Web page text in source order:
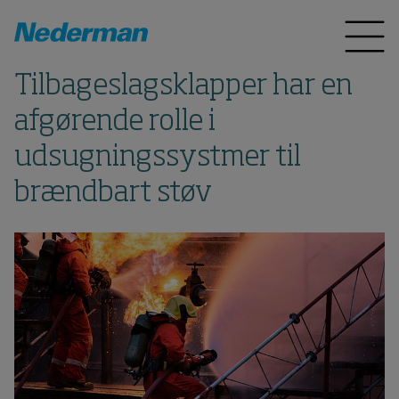
Tilbageslagsklapper har en
afgørende rolle i
udsugningssystmer til
brændbart støv